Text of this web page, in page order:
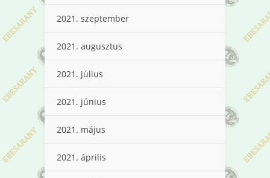
2021. szeptember
2021. augusztus
2021. július
2021. június
2021. május
2021. április